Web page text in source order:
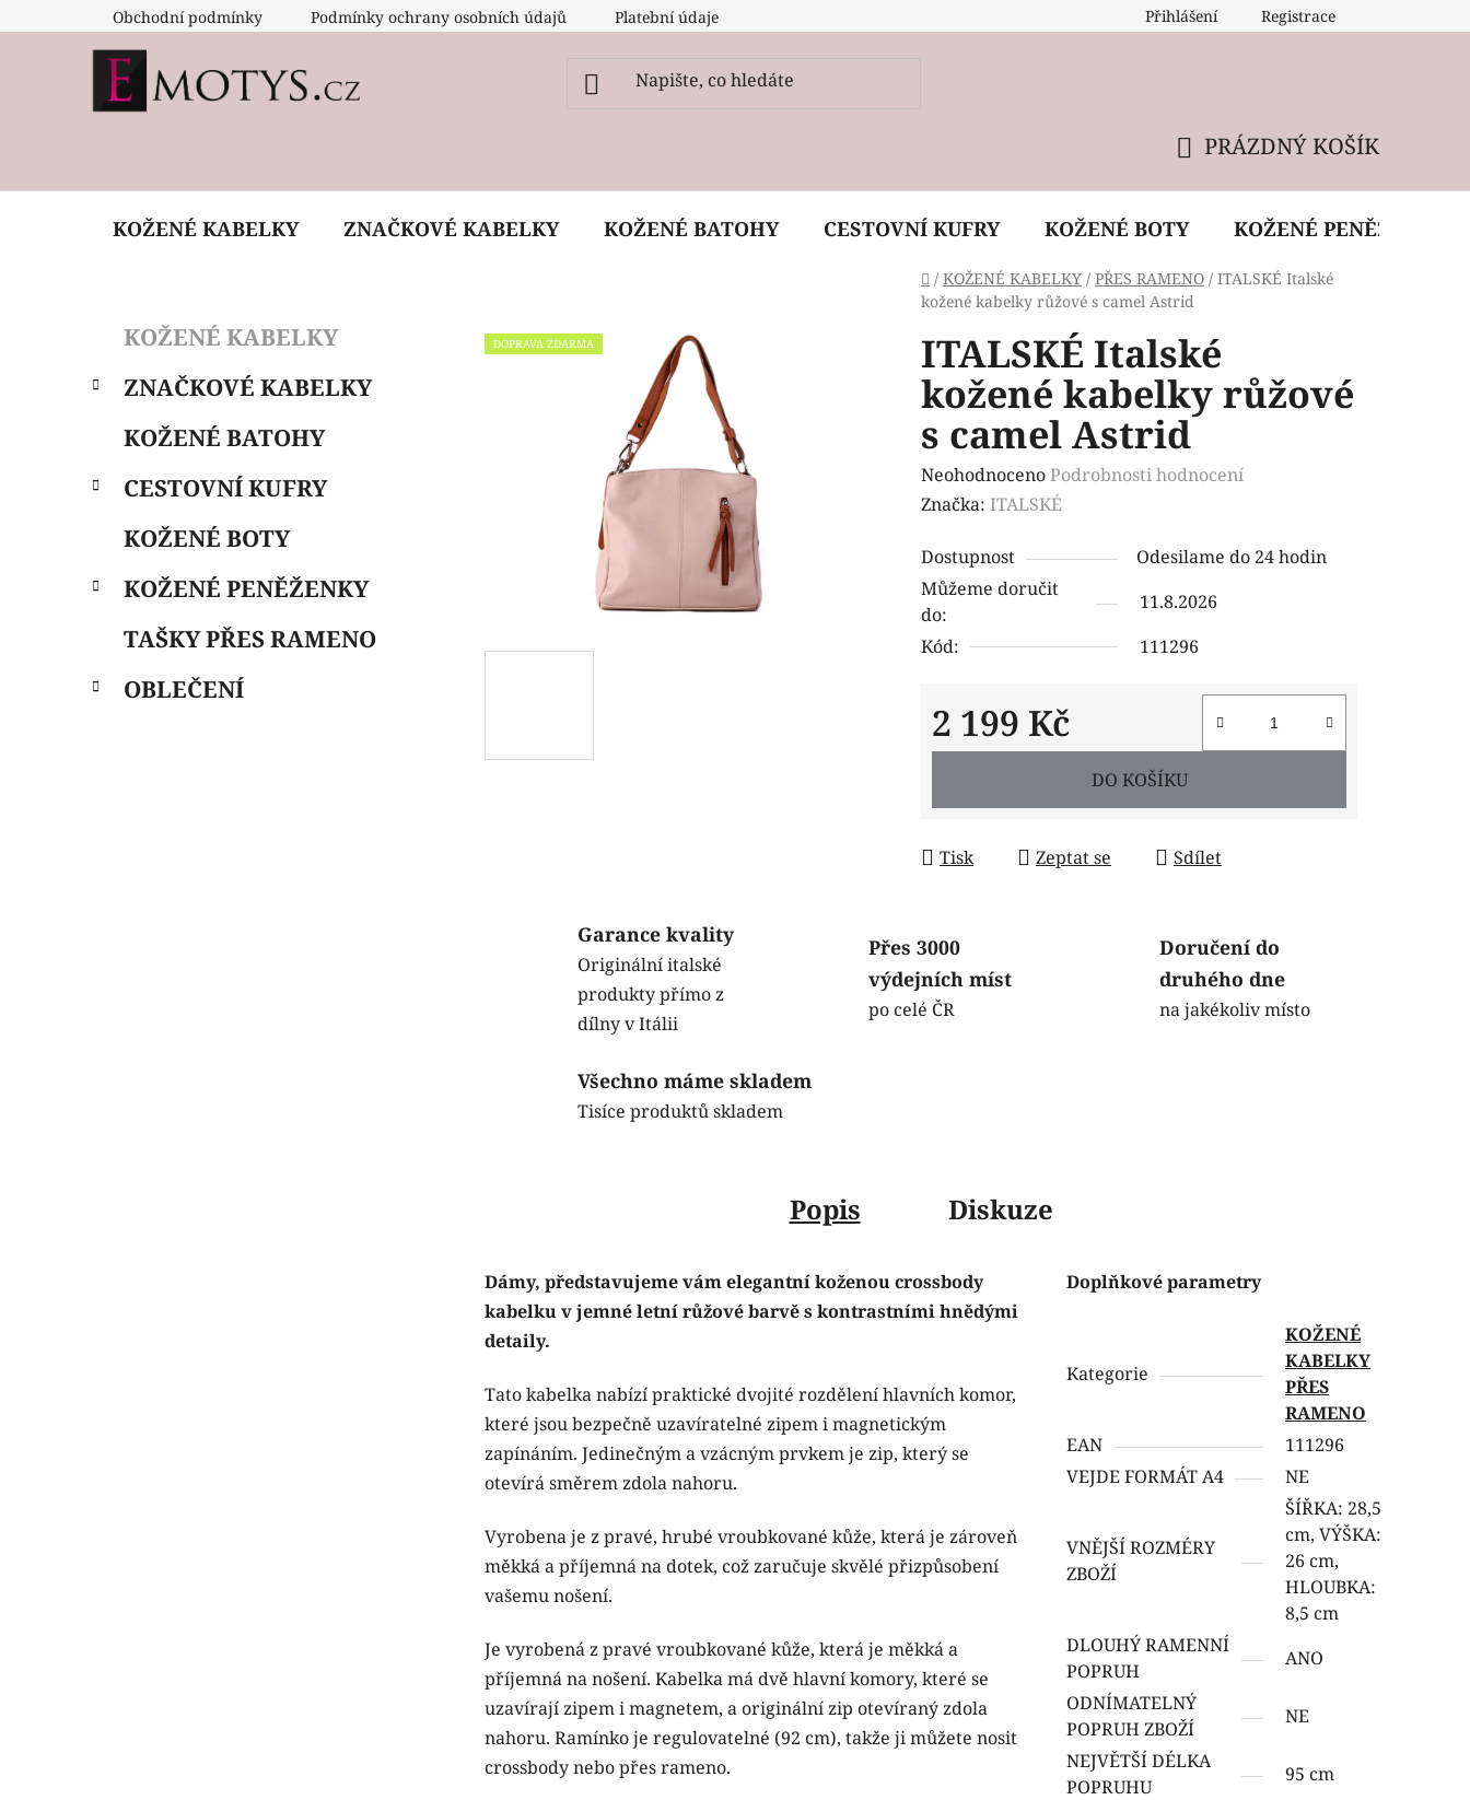
na
Obchodní podmínky Podmínky ochrany osobních údajů Platební údaje Reklamační podmínky
Přihlášení Registrace
KOŠÍK
PRÁZDNÝ KOŠÍK
KOŽENÉ KABELKY ZNAČKOVÉ KABELKY KOŽENÉ BATOHY CESTOVNÍ KUFRY KOŽENÉ BOTY KOŽENÉ PENĚŽENKY
Domů
/ KOŽENÉ KABELKY / PŘES RAMENO / ITALSKÉ Italské
kožené kabelky růžové s camel Astrid
s
n
p
l
Přeskočit
kategorie
e
i
KOŽENÉ KABELKY
ZNAČKOVÉ KABELKY
KOŽENÉ BATOHY
CESTOVNÍ KUFRY
KOŽENÉ BOTY
KOŽENÉ PENĚŽENKY
TAŠKY PŘES RAMENO
OBLEČENÍ
ITALSKÉ Italské
kožené kabelky růžové
s camel Astrid
Průměrné
hodnocení
je
0,0
z
5
NeohodnocenoPodrobnosti hodnocení
Značka: ITALSKÉ
Dostupnost
Odesilame do 24 hodin
Můžeme doručit
do:
11.8.2026
Kód:
111296
2 199 Kč
Měrná cena:
DO KOŠÍKU
Tisk Zeptat se Sdílet
DOPRAVA ZDARMA
Garance kvality
Originální italské
produkty přímo z
dílny v Itálii
Přes 3000
výdejních míst
po celé ČR
Doručení do
druhého dne
na jakékoliv místo
Všechno máme skladem
Tisíce produktů skladem
Popis Diskuze
Dámy, představujeme vám elegantní koženou crossbody
kabelku v jemné letní růžové barvě s kontrastními hnědými
detaily.
Tato kabelka nabízí praktické dvojité rozdělení hlavních komor,
které jsou bezpečně uzavíratelné zipem i magnetickým
zapínáním. Jedinečným a vzácným prvkem je zip, který se
otevírá směrem zdola nahoru.
Vyrobena je z pravé, hrubé vroubkované kůže, která je zároveň
měkká a příjemná na dotek, což zaručuje skvělé přizpůsobení
vašemu nošení.
Je vyrobená z pravé vroubkované kůže, která je měkká a
příjemná na nošení. Kabelka má dvě hlavní komory, které se
uzavírají zipem i magnetem, a originální zip otevíraný zdola
nahoru. Ramínko je regulovatelné (92 cm), takže ji můžete nosit
crossbody nebo přes rameno.
Doplňkové parametry
Kategorie
KOŽENÉ
KABELKY
PŘES
RAMENO
EAN
111296
VEJDE FORMÁT A4
NE
VNĚJŠÍ ROZMÉRY
ZBOŽÍ
ŠÍŘKA: 28,5
cm, VÝŠKA:
26 cm,
HLOUBKA:
8,5 cm
DLOUHÝ RAMENNÍ
POPRUH
ANO
ODNÍMATELNÝ
POPRUH ZBOŽÍ
NE
NEJVĚTŠÍ DÉLKA
POPRUHU
95 cm